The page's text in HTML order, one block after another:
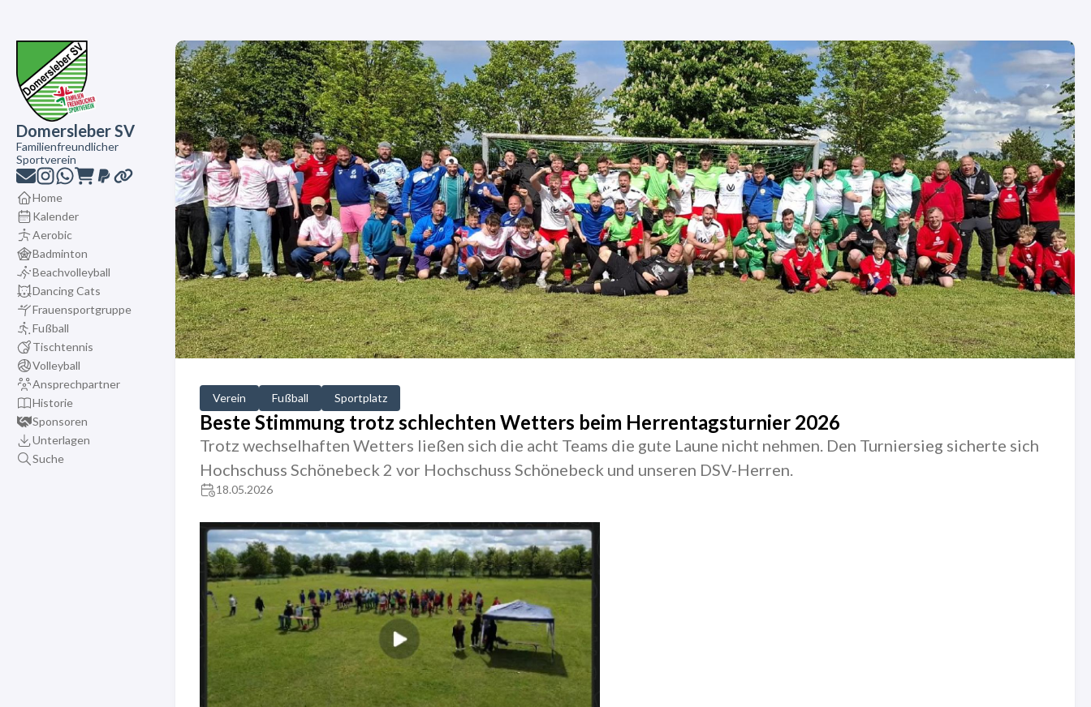
Domersleber SV
Familienfreundlicher
Sportverein
Home
Kalender
Aerobic
Badminton
Beachvolleyball
Dancing Cats
Frauensportgruppe
Fußball
Tischtennis
Volleyball
Ansprechpartner
Historie
Sponsoren
Unterlagen
Suche
Verein Fußball Sportplatz
Beste Stimmung trotz schlechten Wetters beim Herrentagsturnier 2026
Trotz wechselhaften Wetters ließen sich die acht Teams die gute Laune nicht nehmen. Den Turniersieg sicherte sich
Hochschuss Schönebeck 2 vor Hochschuss Schönebeck und unseren DSV-Herren.
18.05.2026